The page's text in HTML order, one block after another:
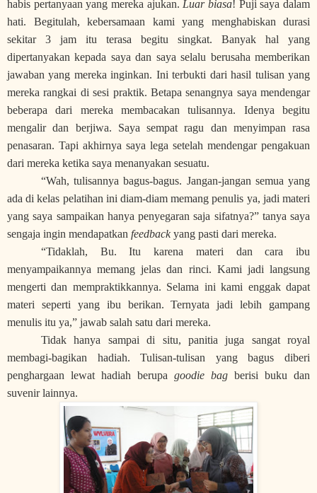
habis pertanyaan yang mereka ajukan.Luar biasa! Puji saya dalam
hati. Begitulah, kebersamaan kami yang menghabiskan durasi
sekitar 3 jam itu terasa begitu singkat. Banyak hal yang
dipertanyakan kepada saya dan saya selalu berusaha memberikan
jawaban yang mereka inginkan. Ini terbukti dari hasil tulisan yang
mereka rangkai di sesi praktik. Betapa senangnya saya mendengar
beberapa dari mereka membacakan tulisannya. Idenya begitu
mengalir dan berjiwa. Saya sempat ragu dan menyimpan rasa
penasaran. Tapi akhirnya saya lega setelah mendengar pengakuan
dari mereka ketika saya menanyakan sesuatu.
“Wah, tulisannya bagus-bagus. Jangan-jangan semua yang
ada di kelas pelatihan ini diam-diam memang penulis ya, jadi materi
yang saya sampaikan hanya penyegaran saja sifatnya?” tanya saya
sengaja ingin mendapatkan feedbackyang pasti dari mereka.
“Tidaklah, Bu. Itu karena materi dan cara ibu
menyampaikannya memang jelas dan rinci. Kami jadi langsung
mengerti dan mempraktikkannya. Selama ini kami enggak dapat
materi seperti yang ibu berikan. Ternyata jadi lebih gampang
menulis itu ya,” jawab salah satu dari mereka.
Tidak hanya sampai di situ, panitia juga sangat royal
membagi-bagikan hadiah. Tulisan-tulisan yang bagus diberi
penghargaan lewat hadiah berupa goodie bag berisi buku dan
suvenir lainnya.